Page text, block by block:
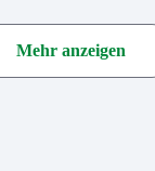
Mehr anzeigen